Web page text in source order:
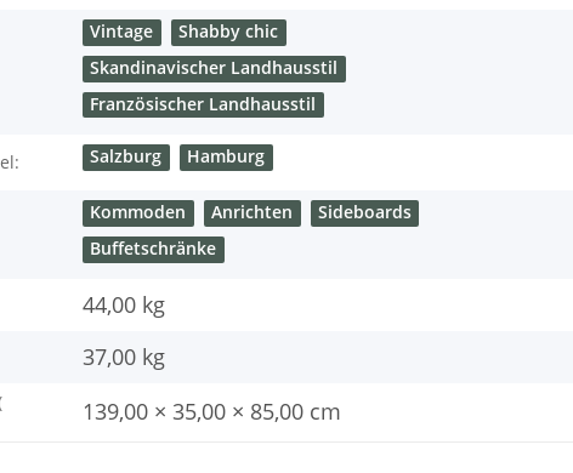
Vintage
Shabby chic
Skandinavischer Landhausstil
Französischer Landhausstil
Salzburg Hamburg
Kommoden Anrichten
Sideboards
Buffetschränke
44,00 kg
37,00 kg
139,00 × 35,00 × 85,00 cm